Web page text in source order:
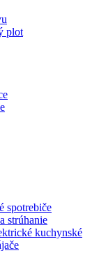
plot
spotrebiče
strúhanie
kuchynské